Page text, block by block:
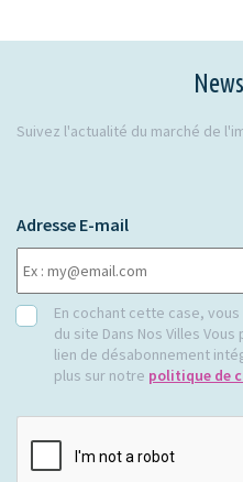
Suivez l'actualité du marché de
Adresse E-mail
RGPDEn cochant cette case,
du site Dans Nos Villes
lien de désabonnement
plus sur notre politique de
CAPTCHA